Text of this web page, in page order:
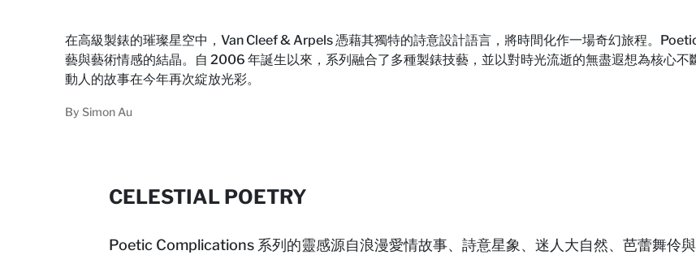
在高級製錶的璀璨星空中，Van Cleef & Arpels 憑藉其獨特的詩意設計語言，將時間化作一場奇幻旅程。
藝與藝術情感的結晶。自 2006 年誕生以來，系列融合了多種製錶技藝，並以對時光流逝的無盡遐想為核心
動人的故事在今年再次綻放光彩。
By Simon Au
CELESTIAL POETRY
Poetic Complications 系列的靈感源自浪漫愛情故事、詩意星象、迷人大自然、芭蕾舞伶